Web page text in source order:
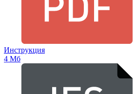
Инструкция
4 Мб